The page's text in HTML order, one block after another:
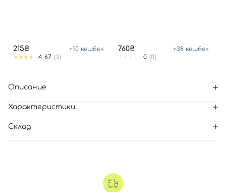
215₴ +10 кешбек
4.67 (3)
760₴ +38 кешбек
0 (0)
Описание
Характеристики
Склад